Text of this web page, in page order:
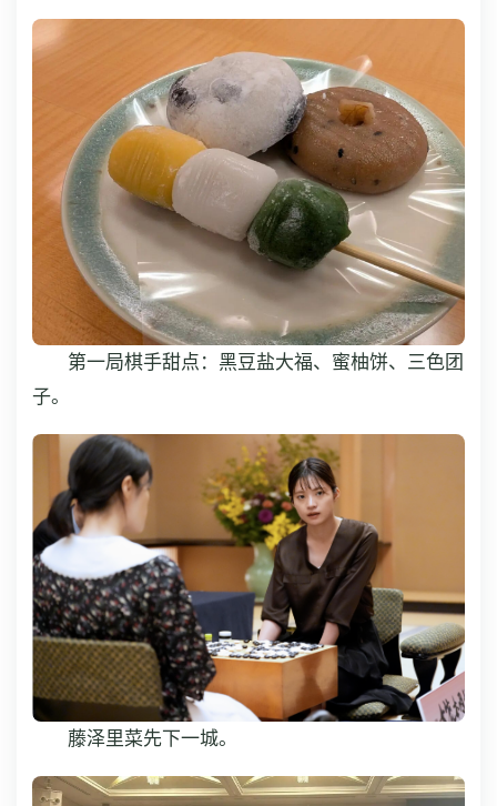
第一局棋手甜点：黑豆盐大福、蜜柚饼、三色团
子。
藤泽里菜先下一城。